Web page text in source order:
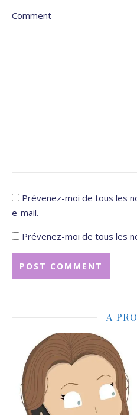
Comment
Prévenez-moi de tous les
e-mail.
Prévenez-moi de tous les
A